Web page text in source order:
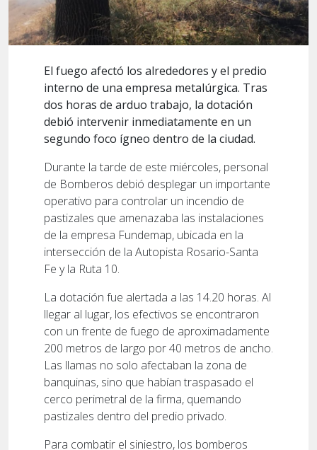
El fuego afectó los alrededores y el predio
interno de una empresa metalúrgica. Tras
dos horas de arduo trabajo, la dotación
debió intervenir inmediatamente en un
segundo foco ígneo dentro de la ciudad.
Durante la tarde de este miércoles, personal
de Bomberos debió desplegar un importante
operativo para controlar un incendio de
pastizales que amenazaba las instalaciones
de la empresa Fundemap, ubicada en la
intersección de la Autopista Rosario-Santa
Fe y la Ruta 10.
La dotación fue alertada a las 14.20 horas. Al
llegar al lugar, los efectivos se encontraron
con un frente de fuego de aproximadamente
200 metros de largo por 40 metros de ancho.
Las llamas no solo afectaban la zona de
banquinas, sino que habían traspasado el
cerco perimetral de la firma, quemando
pastizales dentro del predio privado.
Para combatir el siniestro, los bomberos